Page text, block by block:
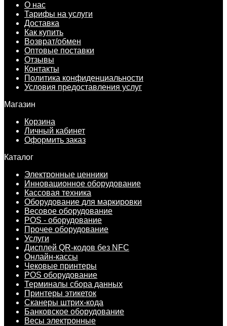
О нас
Тарифы на услуги
Доставка
Как купить
Возврат/обмен
Оптовые поставки
Отзывы
Контакты
Политика конфиденциальности
Условия предоставления услуг
Магазин
Корзина
Личный кабинет
Оформить заказ
Каталог
Электронные ценники
Инновационное оборудование
Кассовая техника
Оборудование для маркировки
Весовое оборудование
POS - оборудование
Прочее оборудование
Услуги
Дисплей QR-кодов без NFC
Онлайн-кассы
Чековые принтеры
POS оборудование
Терминалы сбора данных
Принтеры этикеток
Сканеры штрих-кода
Банковское оборудование
Весы электронные